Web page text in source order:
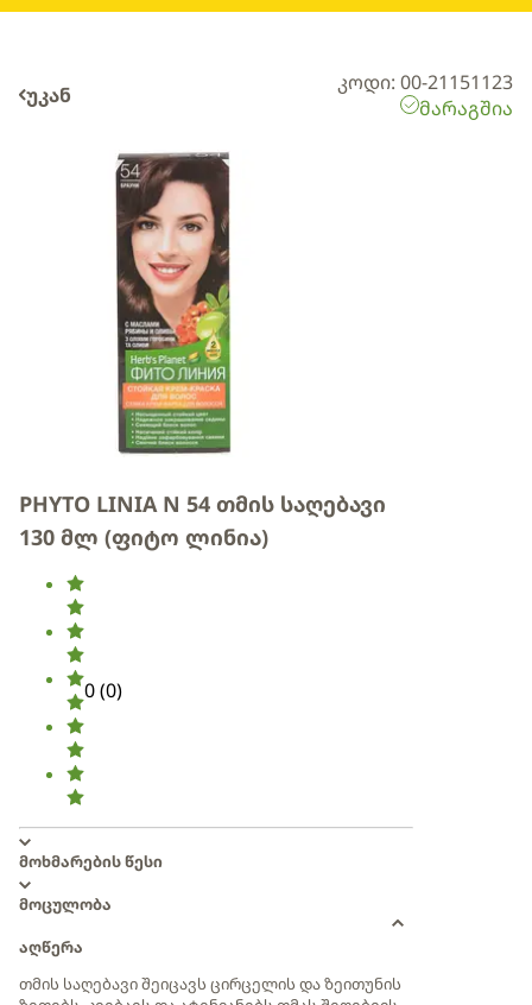
უკან
კოდი: 00-21151123
მარაგშია
PHYTO LINIA N 54 თმის საღებავი
130 მლ (ფიტო ლინია)
0(0)
მოხმარების წესი
მოცულობა
აღწერა
თმის საღებავი შეიცავს ცირცელის და ზეითუნის